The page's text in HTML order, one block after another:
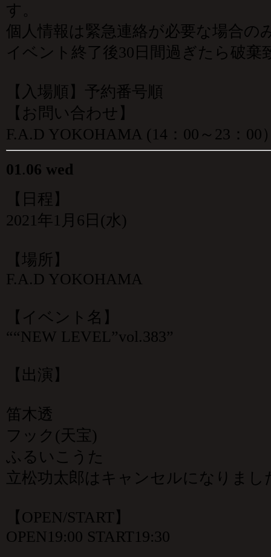
す。
個人情報は緊急連絡が必要な場合の
イベント終了後30日間過ぎたら破棄
【入場順】予約番号順
【お問い合わせ】
F.A.D YOKOHAMA (14：00～23：00
01.06 wed
【日程】
2021年1月6日(水)
【場所】
F.A.D YOKOHAMA
【イベント名】
““NEW LEVEL”vol.383”
【出演】
笛木透
フック(天宝)
ふるいこうた
立松功太郎はキャンセルになりまし
【OPEN/START】
OPEN19:00 START19:30